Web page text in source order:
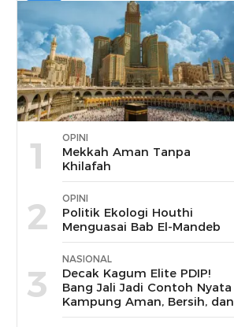
1 OPINI
Mekkah Aman Tanpa
Khilafah
2 OPINI
Politik Ekologi Houthi
Menguasai Bab El-Mandeb
3
NASIONAL
Decak Kagum Elite PDIP!
Bang Jali Jadi Contoh Nyata
Kampung Aman, Bersih, dan
Mandiri